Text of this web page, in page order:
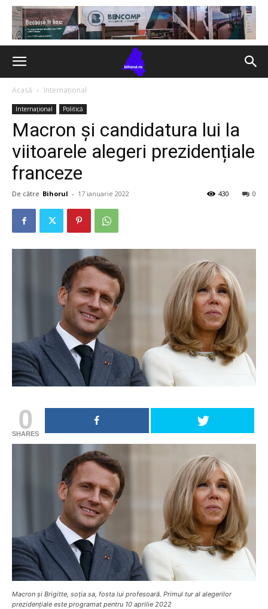
Acasă Internațional
Internațional Politică
Macron și candidatura lui la
viitoarele alegeri prezidențiale
franceze
De către Bihorul - 17 ianuarie 2022 0
430
0
SHARES
Macron și Brigitte, soția sa, fosta lui profesoară. Primul tur al alegerilor
prezidențiale este programat pentru 10 aprilie 2022